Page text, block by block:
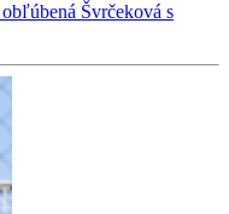
Švrčeková s